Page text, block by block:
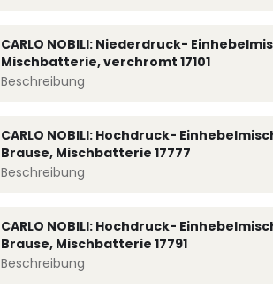
CARLO NOBILI: Niederdruck-
Mischbatterie, verchromt 17101
Beschreibung
CARLO NOBILI: Hochdruck-
Brause, Mischbatterie 17777
Beschreibung
CARLO NOBILI: Hochdruck-
Brause, Mischbatterie 17791
Beschreibung